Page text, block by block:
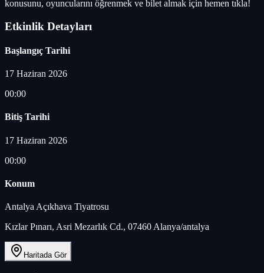
konusunu, oyuncularını öğrenmek ve bilet almak için hemen tıkla!
Etkinlik Detayları
Başlangıç Tarihi
17 Haziran 2026
00:00
Bitiş Tarihi
17 Haziran 2026
00:00
Konum
Antalya Açıkhava Tiyatrosu
Kızlar Pınarı, Asri Mezarlık Cd., 07460 Alanya/antalya
Haritada Gör